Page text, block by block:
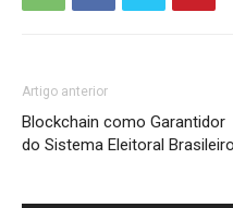
Artigo anterior
Blockchain como Garantidor
do Sistema Eleitoral Brasileiro